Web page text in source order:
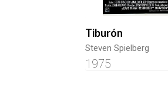
Tiburón
Steven Spielberg
1975